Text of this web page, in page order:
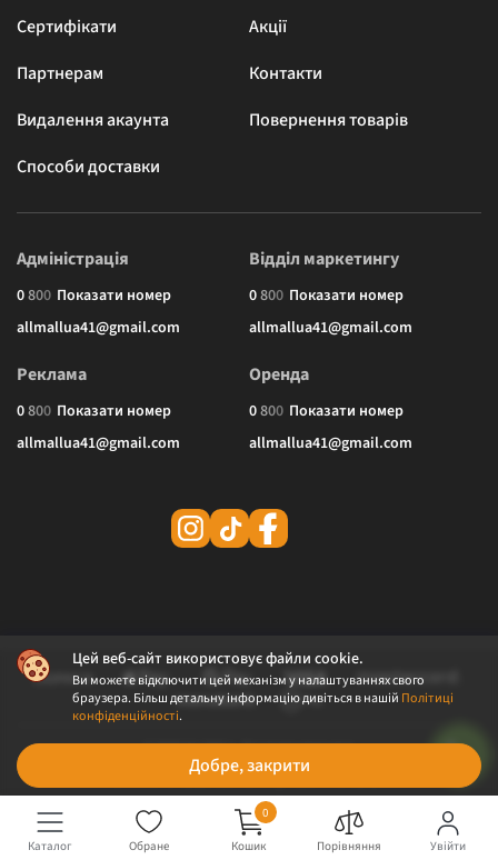
Каталог Обране
0
Кошик
Порівняння Увійти
Цей веб-сайт використовує файли cookie.
Ви можете відключити цей механізм у налаштуваннях свого
браузера. Більш детальну інформацію дивіться в нашій Політиці
конфіденційності.
Добре, закрити
Сертифікати
Акції
Партнерам
Контакти
Видалення акаунта
Повернення товарів
Способи доставки
Адміністрація
0800 Показати номер
allmallua41@gmail.com
Відділ маркетингу
0800 Показати номер
allmallua41@gmail.com
Реклама
0800 Показати номер
allmallua41@gmail.com
Оренда
0800 Показати номер
allmallua41@gmail.com
© 2026 ALLMALL. Всі права захищені.
Політика конфіденційності